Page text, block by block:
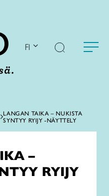
FI
LANGAN TAIKA – NUKISTA
SYNTYY RYIJY -NÄYTTELY
–
RYIJY